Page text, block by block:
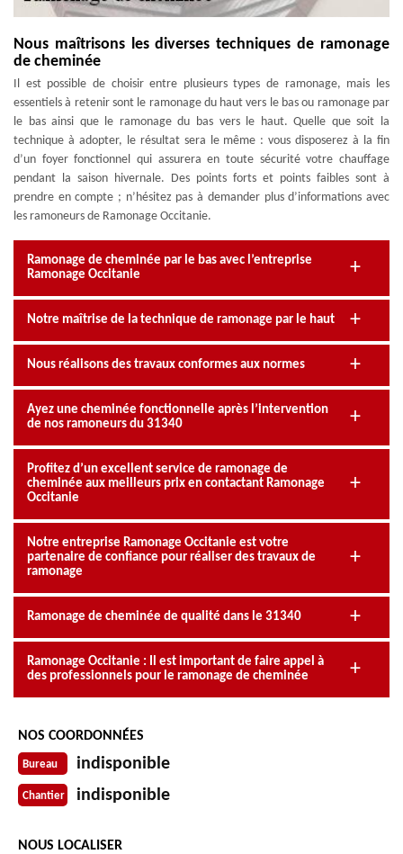
Nous maîtrisons les diverses techniques de ramonage
de cheminée
Il est possible de choisir entre plusieurs types de ramonage, mais les
essentiels à retenir sont le ramonage du haut vers le bas ou ramonage par
le bas ainsi que le ramonage du bas vers le haut. Quelle que soit la
technique à adopter, le résultat sera le même : vous disposerez à la fin
d’un foyer fonctionnel qui assurera en toute sécurité votre chauffage
pendant la saison hivernale. Des points forts et points faibles sont à
prendre en compte ; n’hésitez pas à demander plus d’informations avec
les ramoneurs de Ramonage Occitanie.
Ramonage de cheminée par le bas avec l’entreprise
Ramonage Occitanie
Notre maîtrise de la technique de ramonage par le haut
Nous réalisons des travaux conformes aux normes
Ayez une cheminée fonctionnelle après l’intervention
de nos ramoneurs du 31340
Profitez d’un excellent service de ramonage de
cheminée aux meilleurs prix en contactant Ramonage
Occitanie
Notre entreprise Ramonage Occitanie est votre
partenaire de confiance pour réaliser des travaux de
ramonage
Ramonage de cheminée de qualité dans le 31340
Ramonage Occitanie : Il est important de faire appel à
des professionnels pour le ramonage de cheminée
NOS COORDONNÉES
Bureau indisponible
Chantier indisponible
NOUS LOCALISER